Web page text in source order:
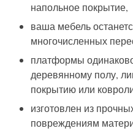
напольное покрытие,
ваша мебель
многочисленных
платформы
деревянному полу,
покрытию или
изготовлен из
повреждениям